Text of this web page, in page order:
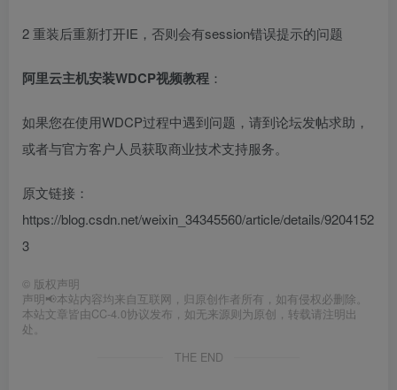
2 重装后重新打开IE，否则会有session错误提示的问题
阿里云主机安装WDCP视频教程 ：
如果您在使用WDCP过程中遇到问题，请到论坛发帖求助，
或者与官方客户人员获取商业技术支持服务。
原文链接：
https://blog.csdn.net/weixin_34345560/article/details/9204152
3
© 版权声明
声明📢本站内容均来自互联网，归原创作者所有，如有侵权必删除。
本站文章皆由CC-4.0协议发布，如无来源则为原创，转载请注明出
处。
THE END